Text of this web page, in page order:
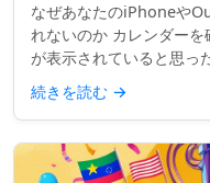
なぜあなたのiPhoneや
れないのか カレンダー
が表示されていると思っ
す。「イースター・マン
記念日...
続きを読む →